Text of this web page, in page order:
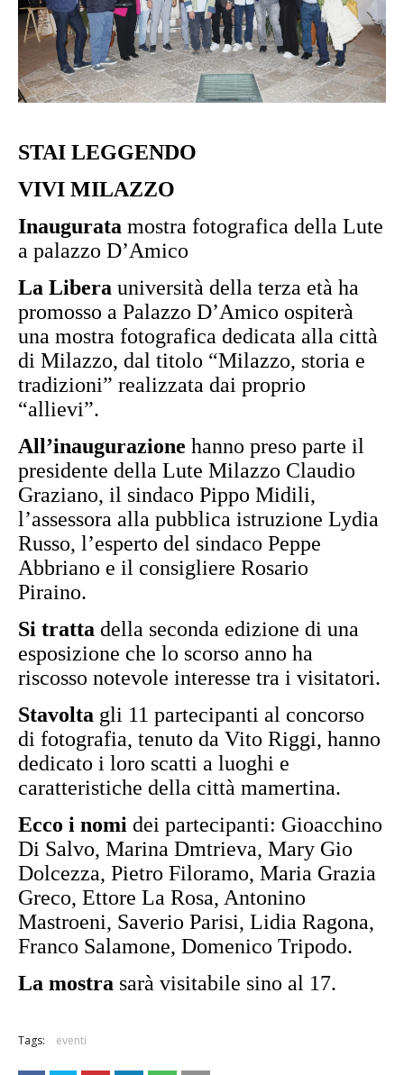
STAI LEGGENDO
VIVI MILAZZO
Inaugurata mostra fotografica della Lute
a palazzo D’Amico
La Libera università della terza età ha
promosso a Palazzo D’Amico ospiterà
una mostra fotografica dedicata alla città
di Milazzo, dal titolo “Milazzo, storia e
tradizioni” realizzata dai proprio
“allievi”.
All’inaugurazione hanno preso parte il
presidente della Lute Milazzo Claudio
Graziano, il sindaco Pippo Midili,
l’assessora alla pubblica istruzione Lydia
Russo, l’esperto del sindaco Peppe
Abbriano e il consigliere Rosario
Piraino.
Si tratta della seconda edizione di una
esposizione che lo scorso anno ha
riscosso notevole interesse tra i visitatori.
Stavolta gli 11 partecipanti al concorso
di fotografia, tenuto da Vito Riggi, hanno
dedicato i loro scatti a luoghi e
caratteristiche della città mamertina.
Ecco i nomi dei partecipanti: Gioacchino
Di Salvo, Marina Dmtrieva, Mary Gio
Dolcezza, Pietro Filoramo, Maria Grazia
Greco, Ettore La Rosa, Antonino
Mastroeni, Saverio Parisi, Lidia Ragona,
Franco Salamone, Domenico Tripodo.
La mostra sarà visitabile sino al 17.
Tags: eventi